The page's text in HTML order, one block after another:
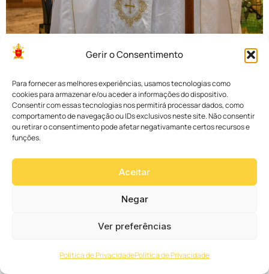
Gerir o Consentimento
Para fornecer as melhores experiências, usamos tecnologias como
cookies para armazenar e/ou aceder a informações do dispositivo.
Consentir com essas tecnologias nos permitirá processar dados, como
comportamento de navegação ou IDs exclusivos neste site. Não consentir
ou retirar o consentimento pode afetar negativamante certos recursos e
funções.
Aceitar
Negar
Ver preferências
Política de PrivacidadePolítica de Privacidade